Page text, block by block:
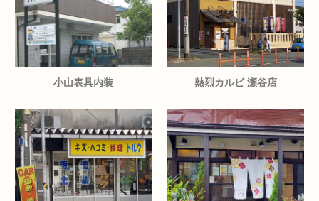
小山表具内装 熱烈カルビ 瀬谷店